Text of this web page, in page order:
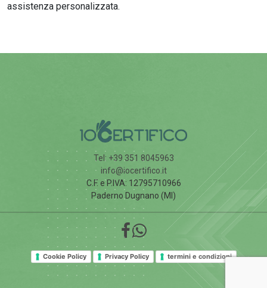
assistenza personalizzata.
Tel: +39 351 8045963
info@iocertifico.it
C.F. e P.IVA: 12795710966
Paderno Dugnano (MI)
Cookie Policy Privacy Policy termini e condizioni